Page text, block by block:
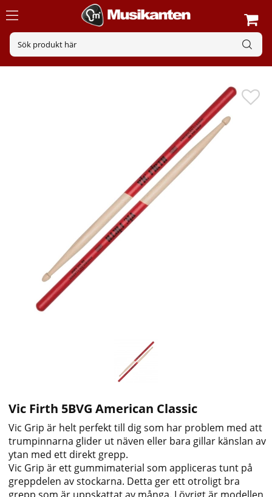
Vic Firth 5BVG American Classic
Vic Grip är helt perfekt till dig som har problem med att
trumpinnarna glider ut näven eller bara gillar känslan av
ytan med ett direkt grepp.
Vic Grip är ett gummimaterial som appliceras tunt på
greppdelen av stockarna. Detta ger ett otroligt bra